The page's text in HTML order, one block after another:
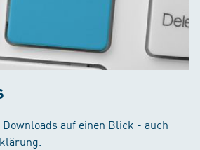
auf einen Blick - auch